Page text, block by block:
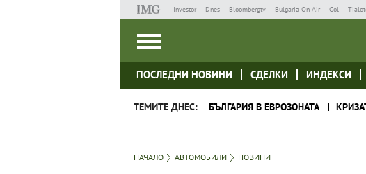
Investor Dnes Bloombergtv Bulgaria On Air Gol
ПОСЛЕДНИ НОВИНИ СДЕЛКИ ИНДЕКСИ
ТЕМИТЕ ДНЕС: БЪЛГАРИЯ В ЕВРОЗОНАТА
НАЧАЛО АВТОМОБИЛИ НОВИНИ